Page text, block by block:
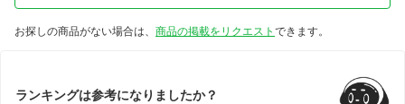
お探しの商品がない場合は、 商品の掲載をリクエスト できます。
ランキングは参考になりましたか？